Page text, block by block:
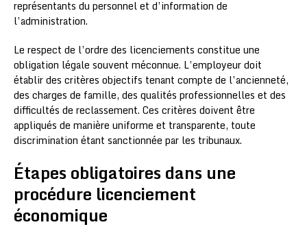
représentants du personnel et d’information de
l’administration.
Le respect de l’ordre des licenciements constitue une
obligation légale souvent méconnue. L’employeur doit
établir des critères objectifs tenant compte de l’ancienneté,
des charges de famille, des qualités professionnelles et des
difficultés de reclassement. Ces critères doivent être
appliqués de manière uniforme et transparente, toute
discrimination étant sanctionnée par les tribunaux.
Étapes obligatoires dans une
procédure licenciement
économique